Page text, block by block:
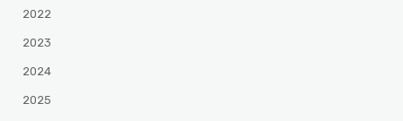
2022
2023
2024
2025